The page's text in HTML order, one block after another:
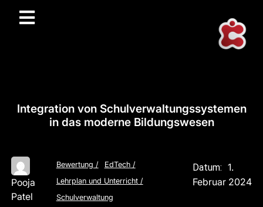
Integration von Schulverwaltungssystemen
in das moderne Bildungswesen
Pooja
Patel
Bewertung / EdTech/
Lehrplan und Unterricht/
Schulverwaltung
Datum: 1.
Februar 2024